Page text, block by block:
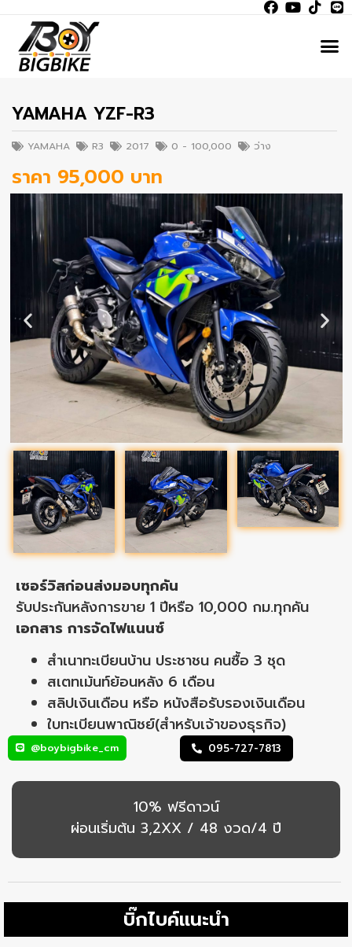
YAMAHA YZF-R3
YAMAHA R3 2017 0 - 100,000 ว่าง
ราคา 95,000 บาท
เซอร์วิสก่อนส่งมอบทุกคัน
รับประกันหลังการขาย 1 ปีหรือ 10,000 กม.ทุกคัน
เอกสาร การจัดไฟแนนซ์
สำเนาทะเบียนบ้าน ประชาชน คนซื้อ 3 ชุด
สเตทเม้นท์ย้อนหลัง 6 เดือน
สลิปเงินเดือน หรือ หนังสือรับรองเงินเดือน
ใบทะเบียนพาณิชย์(สำหรับเจ้าของธุรกิจ)
@boybigbike_cm 095-727-7813
10% ฟรีดาวน์
ผ่อนเริ่มต้น 3,2XX / 48 งวด/4 ปี
บิ๊กไบค์แนะนำ